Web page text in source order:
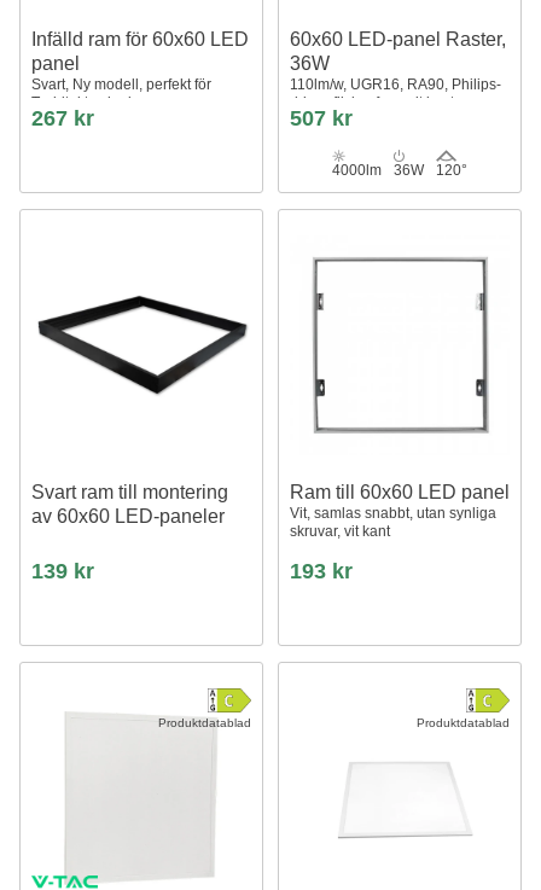
Infälld ram för 60x60 LED
panel
Svart, Ny modell, perfekt för
Troldtekt och gips
267 kr
60x60 LED-panel Raster,
36W
110lm/w, UGR16, RA90, Philips-
driver, flicker free, vit kant
507 kr
4000lm 36W 120°
Svart ram till montering
av 60x60 LED-paneler
139 kr
Ram till 60x60 LED panel
Vit, samlas snabbt, utan synliga
skruvar, vit kant
193 kr
Produktdatablad Produktdatablad